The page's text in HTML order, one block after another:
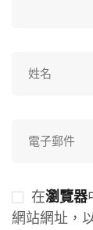
在瀏覽器
網站網址，